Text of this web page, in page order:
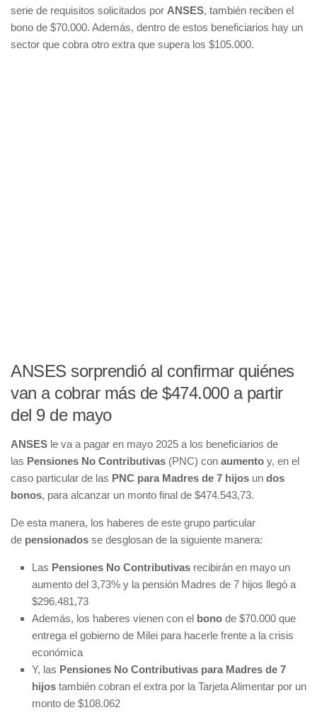
serie de requisitos solicitados por ANSES, también reciben el
bono de $70.000. Además, dentro de estos beneficiarios hay un
sector que cobra otro extra que supera los $105.000.
ANSES sorprendió al confirmar quiénes
van a cobrar más de $474.000 a partir
del 9 de mayo
ANSES le va a pagar en mayo 2025 a los beneficiarios de
las Pensiones No Contributivas (PNC) con aumento y, en el
caso particular de las PNC para Madres de 7 hijos un dos
bonos, para alcanzar un monto final de $474.543,73.
De esta manera, los haberes de este grupo particular
de pensionados se desglosan de la siguiente manera:
Las Pensiones No Contributivas recibirán en mayo un
aumento del 3,73% y la pensión Madres de 7 hijos llegó a
$296.481,73
Además, los haberes vienen con el bono de $70.000 que
entrega el gobierno de Milei para hacerle frente a la crisis
económica
Y, las Pensiones No Contributivas para Madres de 7
hijos también cobran el extra por la Tarjeta Alimentar por un
monto de $108.062